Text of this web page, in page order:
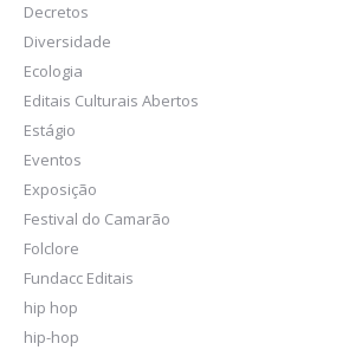
Decretos
Diversidade
Ecologia
Editais Culturais Abertos
Estágio
Eventos
Exposição
Festival do Camarão
Folclore
Fundacc Editais
hip hop
hip-hop